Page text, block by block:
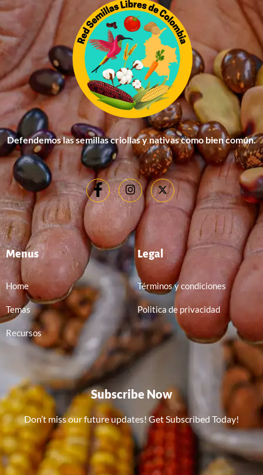
Defendemos las semillas criollas y nativas como bien común.
Menus
Home
Temas
Recursos
Legal
Términos y condiciones
Politica de privacidad
Subscribe Now
Don’t miss our future updates! Get Subscribed Today!